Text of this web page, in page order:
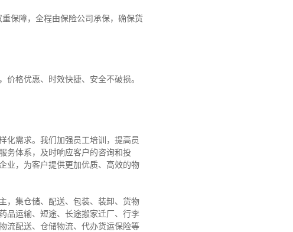
保障，全程由保险公司承保，确保货
格优惠、时效快捷、安全不破损。
化需求。我们加强员工培训，提高员
务体系，及时响应客户的咨询和投
业，为客户提供更加优质、高效的物
，集仓储、配送、包装、装卸、货物
品运输、短途、长途搬家迁厂、行李
流配送、仓储物流、代办货运保险等